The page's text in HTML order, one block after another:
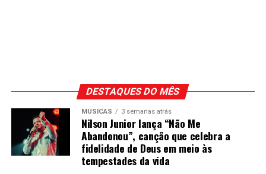
DESTAQUES DO MÊS
MÚSICAS 3 semanas atrás
Nilson Junior lança “Não Me
Abandonou”, canção que celebra a
fidelidade de Deus em meio às
tempestades da vida